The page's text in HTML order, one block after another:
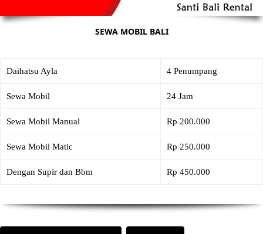
SEWA MOBIL BALI
Daihatsu Ayla 4 Penumpang
Sewa Mobil 24 Jam
Sewa Mobil Manual Rp 200.000
Sewa Mobil Matic Rp 250.000
Dengan Supir dan Bbm Rp 450.000